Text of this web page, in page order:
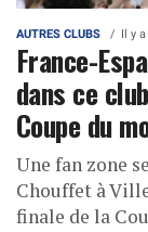
AUTRES CLUBS Il y
France-
dans ce
Coupe du
Une fan zone
Chouffet à
finale de la